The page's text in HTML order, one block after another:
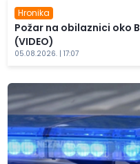
Hronika
Požar na obilaznici oko
(VIDEO)
05.08.2026. | 17:07